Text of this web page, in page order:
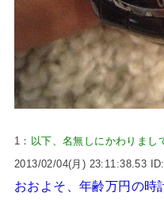
1： 以下、名無しにかわりまし
2013/02/04(月) 23:11:38.53
おおよそ、年齢万円の時